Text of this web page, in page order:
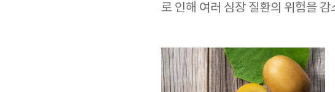
로 인해 여러 심장 질환의 위험을